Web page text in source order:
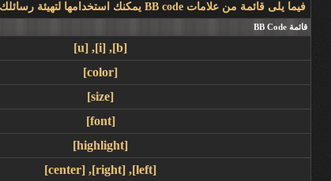
فيما يلى قائمة من علامات BB code يمكنك استخدامها لتهيئة رسائلك.
قائمة BB Code
[b]
,
[i]
,
[u]
[color]
[size]
[font]
[highlight]
[left]
,
[right]
,
[center]